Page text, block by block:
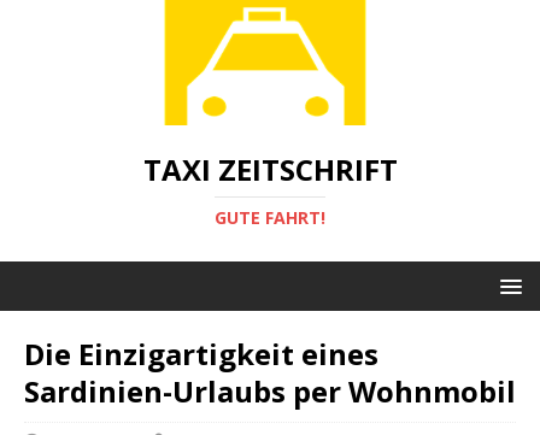
TAXI ZEITSCHRIFT
GUTE FAHRT!
Die Einzigartigkeit eines
Sardinien-Urlaubs per Wohnmobil